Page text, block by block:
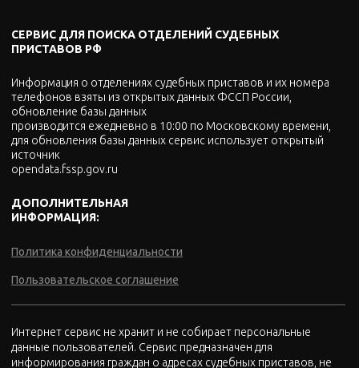
СЕРВИС ДЛЯ ПОИСКА ОТДЕЛЕНИЙ СУДЕБНЫХ
ПРИСТАВОВ РФ
Информация о отделениях судебных приставов и их номера
телефонов взяты из открытых данных ФССП России,
обновление базы данных
производится ежедневно в 10:00 по Московскому времени,
для обновления базы данных сервис использует открытый
источник
opendata.fssp.gov.ru
ДОПОЛНИТЕЛЬНАЯ
ИНФОРМАЦИЯ:
Политика конфиденциальности
Пользовательское соглашение
Интернет сервис не хранит и не собирает персональные
данные пользователей. Сервис предназначен для
информирования граждан о адресах судебных приставов, не